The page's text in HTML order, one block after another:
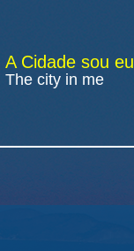
A Cidade sou eu
The city in me